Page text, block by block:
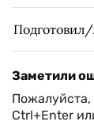
Заметили
Ctrl+Enter